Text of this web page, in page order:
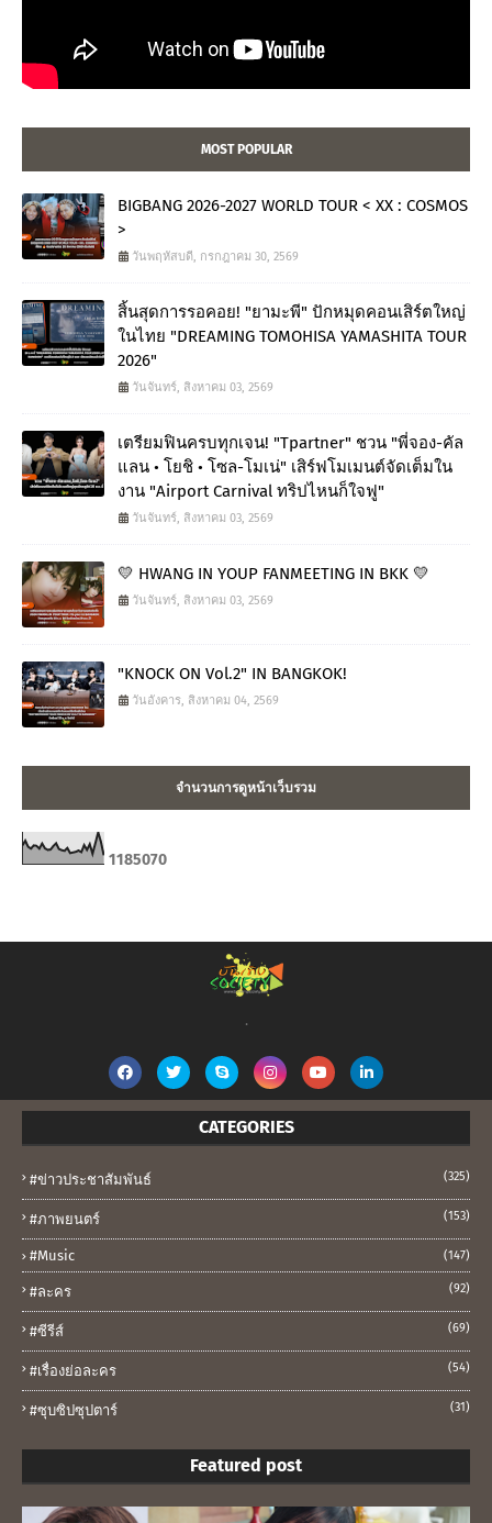
MOST POPULAR
BIGBANG 2026-2027 WORLD TOUR < XX : COSMOS
>
วันพฤหัสบดี, กรกฎาคม 30, 2569
สิ้นสุดการรอคอย! "ยามะพี" ปักหมุดคอนเสิร์ตใหญ่
ในไทย "DREAMING TOMOHISA YAMASHITA TOUR
2026"
วันจันทร์, สิงหาคม 03, 2569
เตรียมฟินครบทุกเจน! "Tpartner" ชวน "พี่จอง-คัล
แลน • โยชิ • โซล-โมเน่" เสิร์ฟโมเมนต์จัดเต็มใน
งาน "Airport Carnival ทริปไหนก็ใจฟู"
วันจันทร์, สิงหาคม 03, 2569
💛 HWANG IN YOUP FANMEETING IN BKK 💛
วันจันทร์, สิงหาคม 03, 2569
"KNOCK ON Vol.2" IN BANGKOK!
วันอังคาร, สิงหาคม 04, 2569
จำนวนการดูหน้าเว็บรวม
1185070
.
CATEGORIES
#ข่าวประชาสัมพันธ์ (325)
#ภาพยนตร์ (153)
#music (147)
#ละคร (92)
#ซีรีส์ (69)
#เรื่องย่อละคร (54)
#ซุบซิปซุปตาร์ (31)
Featured post